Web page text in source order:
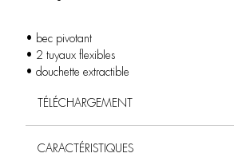
• bec pivotant
• 2 tuyaux flexibles
• douchette extractible
TÉLÉCHARGEMENT
CARACTÉRISTIQUES